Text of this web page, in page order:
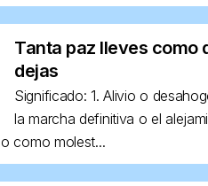
Tanta paz lleves como
dejas
Significado: 1. Alivio o
la marcha definitiva o el
como molest...